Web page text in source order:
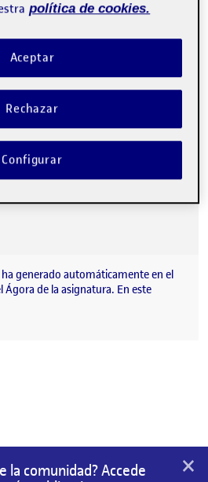
y bienvenidas!
9 septiembre, 2021 2:49 pm
ha generado automáticamente en el
Ágora de la asignatura. En este
la comunidad? Accede
×
política de cookies.
Rechazar
Aceptar
Configurar